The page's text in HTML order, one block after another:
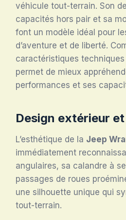
véhicule tout-terrain. Son
capacités hors pair et sa
font un modèle idéal pour
d’aventure et de liberté.
caractéristiques
permet de mieux
performances et ses
Design extérieur
L’esthétique de la Jeep
immédiatement
angulaires, sa calandre à
passages de roues
une silhouette unique qui
tout-terrain.